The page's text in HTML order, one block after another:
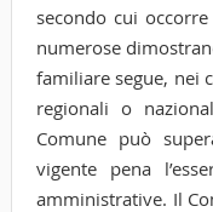
secondo cui
numerose
familiare segue, nei
regionali o
Comune può
vigente pena
amministrative. Il